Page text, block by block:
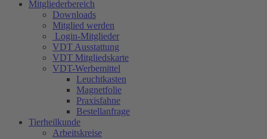
Mitgliederbereich
Downloads
Mitglied werden
Login-Mitglieder
VDT Ausstattung
VDT Mitgliedskarte
VDT-Werbemittel
Leuchtkasten
Magnetfolie
Praxisfahne
Bestellanfrage
Tierheilkunde
Arbeitskreise